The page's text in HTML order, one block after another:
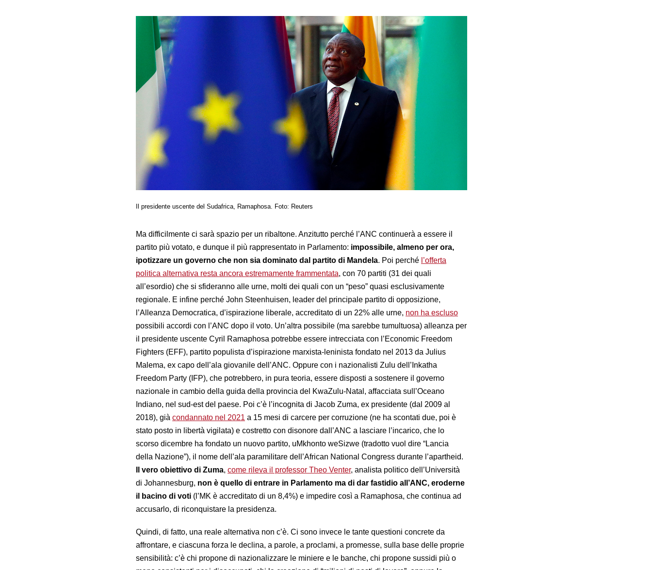
Il presidente uscente del Sudafrica, Ramaphosa. Foto: Reuters
Ma difficilmente ci sarà spazio per un ribaltone. Anzitutto perché l’ANC continuerà a essere il
partito più votato, e dunque il più rappresentato in Parlamento: impossibile, almeno per ora,
ipotizzare un governo che non sia dominato dal partito di Mandela. Poi perché l’offerta
politica alternativa resta ancora estremamente frammentata, con 70 partiti (31 dei quali
all’esordio) che si sfideranno alle urne, molti dei quali con un “peso” quasi esclusivamente
regionale. E infine perché John Steenhuisen, leader del principale partito di opposizione,
l’Alleanza Democratica, d’ispirazione liberale, accreditato di un 22% alle urne, non ha escluso
possibili accordi con l’ANC dopo il voto. Un’altra possibile (ma sarebbe tumultuosa) alleanza per
il presidente uscente Cyril Ramaphosa potrebbe essere intrecciata con l’Economic Freedom
Fighters (EFF), partito populista d’ispirazione marxista-leninista fondato nel 2013 da Julius
Malema, ex capo dell’ala giovanile dell’ANC. Oppure con i nazionalisti Zulu dell’Inkatha
Freedom Party (IFP), che potrebbero, in pura teoria, essere disposti a sostenere il governo
nazionale in cambio della guida della provincia del KwaZulu-Natal, affacciata sull’Oceano
Indiano, nel sud-est del paese. Poi c’è l’incognita di Jacob Zuma, ex presidente (dal 2009 al
2018), già condannato nel 2021 a 15 mesi di carcere per corruzione (ne ha scontati due, poi è
stato posto in libertà vigilata) e costretto con disonore dall’ANC a lasciare l’incarico, che lo
scorso dicembre ha fondato un nuovo partito, uMkhonto weSizwe (tradotto vuol dire “Lancia
della Nazione”), il nome dell’ala paramilitare dell’African National Congress durante l’apartheid.
Il vero obiettivo di Zuma, come rileva il professor Theo Venter, analista politico dell’Università
di Johannesburg, non è quello di entrare in Parlamento ma di dar fastidio all’ANC, eroderne
il bacino di voti (l’MK è accreditato di un 8,4%) e impedire così a Ramaphosa, che continua ad
accusarlo, di riconquistare la presidenza.
Quindi, di fatto, una reale alternativa non c’è. Ci sono invece le tante questioni concrete da
affrontare, e ciascuna forza le declina, a parole, a proclami, a promesse, sulla base delle proprie
sensibilità: c’è chi propone di nazionalizzare le miniere e le banche, chi propone sussidi più o